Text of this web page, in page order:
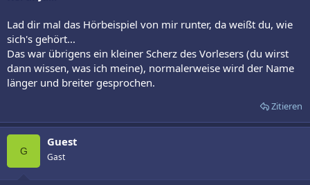
Lad dir mal das Hörbeispiel von mir runter, da weißt du, wie
sich's gehört...
Das war übrigens ein kleiner Scherz des Vorlesers (du wirst
dann wissen, was ich meine), normalerweise wird der Name
länger und breiter gesprochen.
Zitieren
G
Guest
Gast